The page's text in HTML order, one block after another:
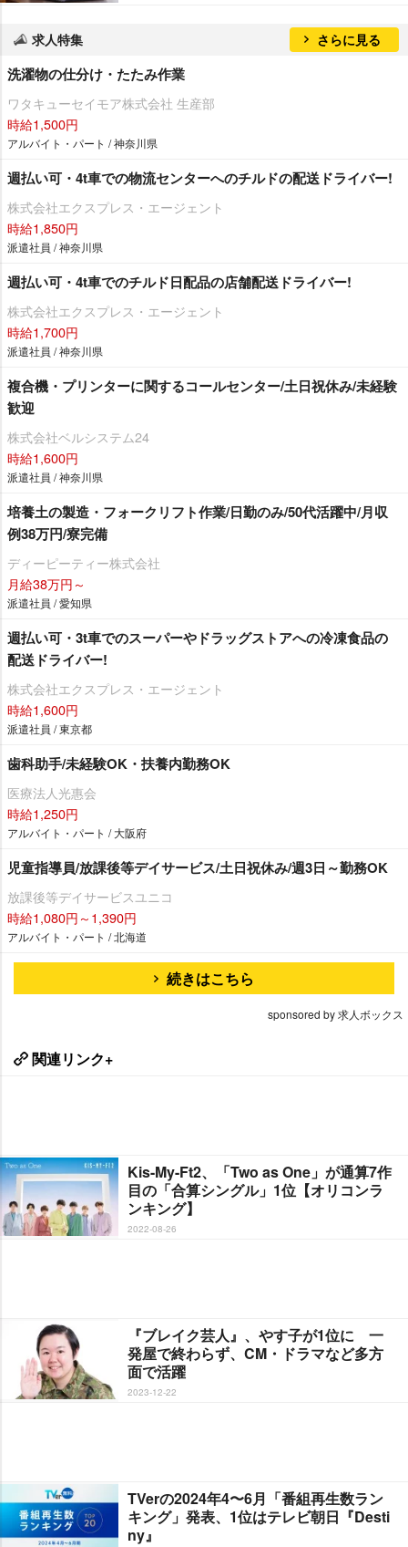
求人特集 さらに見る
洗濯物の仕分け・たたみ作業
ワタキューセイモア株式会社 生産部
時給1,500円
アルバイト・パート / 神奈川県
週払い可・4t車での物流センターへのチルドの配送ドライバー!
株式会社エクスプレス・エージェント
時給1,850円
派遣社員 / 神奈川県
週払い可・4t車でのチルド日配品の店舗配送ドライバー!
株式会社エクスプレス・エージェント
時給1,700円
派遣社員 / 神奈川県
複合機・プリンターに関するコールセンター/土日祝休み/未経験
歓迎
株式会社ベルシステム24
時給1,600円
派遣社員 / 神奈川県
培養土の製造・フォークリフト作業/日勤のみ/50代活躍中/月収
例38万円/寮完備
ディーピーティー株式会社
月給38万円～
派遣社員 / 愛知県
週払い可・3t車でのスーパーやドラッグストアへの冷凍食品の
配送ドライバー!
株式会社エクスプレス・エージェント
時給1,600円
派遣社員 / 東京都
歯科助手/未経験OK・扶養内勤務OK
医療法人光惠会
時給1,250円
アルバイト・パート / 大阪府
児童指導員/放課後等デイサービス/土日祝休み/週3日～勤務OK
放課後等デイサービスユニコ
時給1,080円～1,390円
アルバイト・パート / 北海道
続きはこちら
sponsored by 求人ボックス
関連リンク+
Kis-My-Ft2、「Two as One」が通算7作
目の「合算シングル」1位【オリコンラ
ンキング】
2022-08-26
『ブレイク芸人』、やす子が1位に 一
発屋で終わらず、CM・ドラマなど多方
面で活躍
2023-12-22
TVerの2024年4〜6月「番組再生数ラン
キング」発表、1位はテレビ朝日『Desti
ny』